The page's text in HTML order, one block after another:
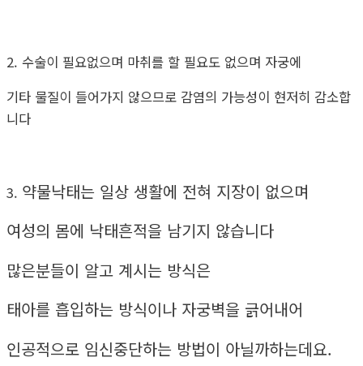
2. 수술이 필요없으며 마취를 할 필요도 없으며 자궁에
기타 물질이 들어가지 않으므로 감염의 가능성이 현저히 감소합
니다
3. 약물낙태는 일상 생활에 전혀 지장이 없으며
여성의 몸에 낙태흔적을 남기지 않습니다
많은분들이 알고 계시는 방식은
태아를 흡입하는 방식이나 자궁벽을 긁어내어
인공적으로 임신중단하는 방법이 아닐까하는데요.